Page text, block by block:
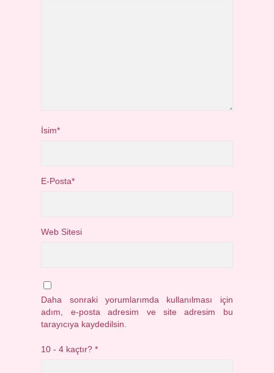
İsim*
E-Posta*
Web Sitesi
Daha sonraki yorumlarımda kullanılması için
adım, e-posta adresim ve site adresim bu
tarayıcıya kaydedilsin.
10 - 4 kaçtır?*